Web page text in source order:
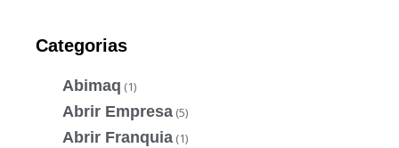
Categorias
Abimaq (1)
Abrir Empresa (5)
Abrir Franquia (1)